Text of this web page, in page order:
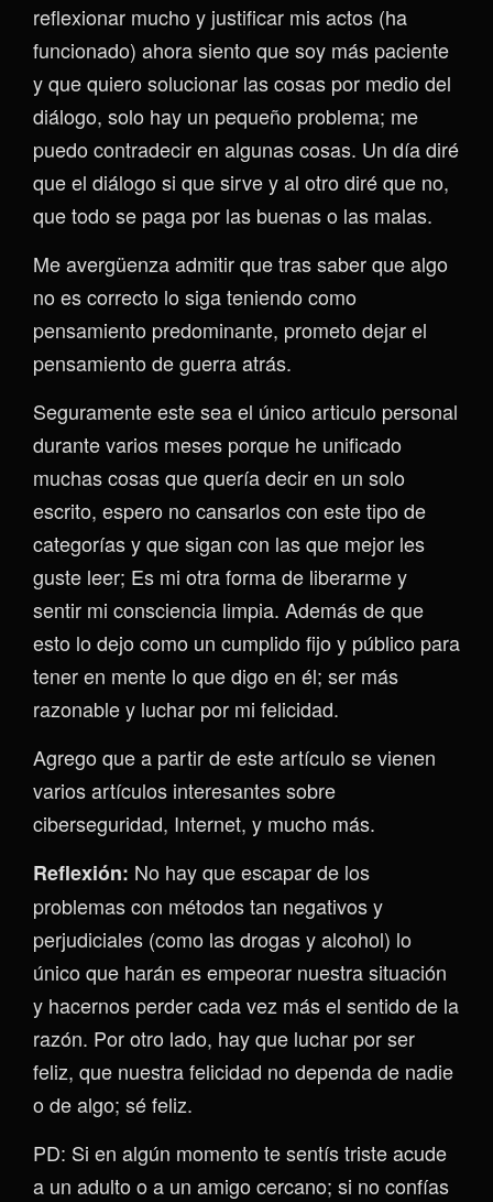
reflexionar mucho y justificar mis actos (ha
funcionado) ahora siento que soy más paciente
y que quiero solucionar las cosas por medio del
diálogo, solo hay un pequeño problema; me
puedo contradecir en algunas cosas. Un día diré
que el diálogo si que sirve y al otro diré que no,
que todo se paga por las buenas o las malas.
Me avergüenza admitir que tras saber que algo
no es correcto lo siga teniendo como
pensamiento predominante, prometo dejar el
pensamiento de guerra atrás.
Seguramente este sea el único articulo personal
durante varios meses porque he unificado
muchas cosas que quería decir en un solo
escrito, espero no cansarlos con este tipo de
categorías y que sigan con las que mejor les
guste leer; Es mi otra forma de liberarme y
sentir mi consciencia limpia. Además de que
esto lo dejo como un cumplido fijo y público para
tener en mente lo que digo en él; ser más
razonable y luchar por mi felicidad.
Agrego que a partir de este artículo se vienen
varios artículos interesantes sobre
ciberseguridad, Internet, y mucho más.
Reflexión: No hay que escapar de los
problemas con métodos tan negativos y
perjudiciales (como las drogas y alcohol) lo
único que harán es empeorar nuestra situación
y hacernos perder cada vez más el sentido de la
razón. Por otro lado, hay que luchar por ser
feliz, que nuestra felicidad no dependa de nadie
o de algo; sé feliz.
PD: Si en algún momento te sentís triste acude
a un adulto o a un amigo cercano; si no confías